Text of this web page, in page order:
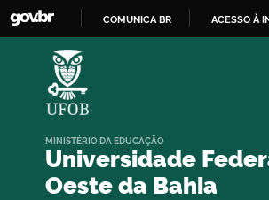
COMUNICA BR ACESSO À
Universidade
Oeste da Bahia
MINISTÉRIO DA EDUCAÇÃO